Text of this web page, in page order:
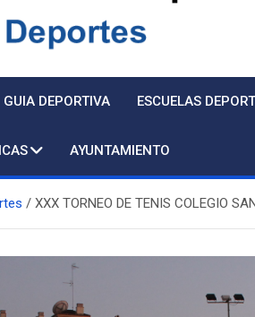
GUIA DEPORTIVA ESCUELAS
AYUNTAMIENTO
XXX TORNEO DE TENIS COLEGIO